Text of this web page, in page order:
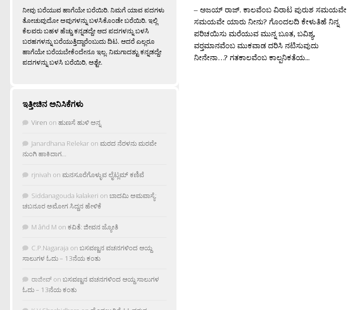
– ಅಜಯ್ ರಾಜ್. ಕಾಲವೆಂಬ ವಿರಾಟ ಪುರುಶ ಸಮಯವೇ
ಸಮಯವೇ ಯಾರು ನೀನು? ಗೊಂದಲದಿ ಕೇಳುತಿಹೆ ನಿನ್ನ
ಪರಿಚಯಿಸು ಮರೆಯುವ ಮುನ್ನ ಬೂತ, ಬವಿಶ್ಯ,
ವರ‍್ತಮಾನವೆಂಬ ಮುಕವಾಡ ದರಿಸಿ ನಟಿಸುವುದು
ನೀನೇನಾ…? ಗತಕಾಲವೆಂಬ ಕಾಲ್ಪನಿಕತೆಯ...
ನೀವು ಬರೆಯುವ ಹಾಗೆಯೇ ಬರೆಯಿರಿ. ನಿಮಗೆ ಯಾವ ಪದಗಳು
ತೋಚುವುದೋ ಅವುಗಳನ್ನು ಬಳಸಿಕೊಂಡೇ ಬರೆಯಿರಿ. ಇಲ್ಲಿ
ಕೆಲವರು ಬಹಳ ಹೆಚ್ಚು ಕನ್ನಡದ್ದೇ ಆದ ಪದಗಳನ್ನು ಬಳಸಿ
ಬರಹಗಳನ್ನು ಬರೆಯುತ್ತಿದ್ದಾರೆಂಬುದು ದಿಟ. ಆದರೆ ಎಲ್ಲರೂ
ಹಾಗೆಯೇ ಬರೆಯಬೇಕೆಂದೇನೂ ಇಲ್ಲ. ನಿಮಗಾದಶ್ಟು ಕನ್ನಡದ್ದೇ
ಪದಗಳನ್ನು ಬಳಸಿ ಬರೆಯಿರಿ, ಅಶ್ಟೇ.
ಇತ್ತೀಚಿನ ಅನಿಸಿಕೆಗಳು
Viren on ಹುಣಸೆ ಹುಳಿ ಅನ್ನ
Janardhana Relekar on ಮರದ ನೆರಳನು ಮರವೇ
ನುಂಗಿ ಹಾಕಿದಾಗ…
rjnivah on ಮನಸೂರೆಗೊಳ್ಳುವ ಲೈಟ್ಲಮ್ ಕಣಿವೆ
Siddanagouda kalakeri on ಬಾದಮಿ ಅಮವಾಸ್ಯೆ:
ಚಬನೂರ ಅಮೋಗ ಸಿದ್ದನ ಹೇಳಿಕೆ
M âñd M on ಕವಿತೆ: ಜೀವನ ಜ್ಯೋತಿ
C.P.Nagaraja on ಬಸವಣ್ಣನ ವಚನಗಳಿಂದ ಆಯ್ದ
ಸಾಲುಗಳ ಓದು – 13ನೆಯ ಕಂತು
ರಾಜೀವ್ on ಬಸವಣ್ಣನ ವಚನಗಳಿಂದ ಆಯ್ದ ಸಾಲುಗಳ
ಓದು – 13ನೆಯ ಕಂತು